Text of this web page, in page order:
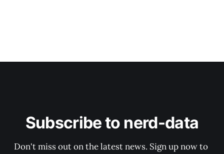
Subscribe to nerd-data
Don't miss out on the latest news. Sign up now to